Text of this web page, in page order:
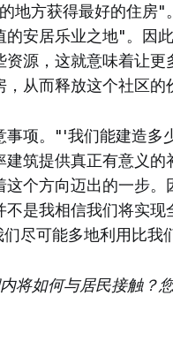
地方获得最好的住房"
的安居乐业之地"。因
资源，这就意味着让
，从而释放这个社区的
事项。"'我们能建造多
建筑提供真正有意义
这个方向迈出的一步
不是我相信我们将实
尽可能多地利用比我
将如何与居民接触？